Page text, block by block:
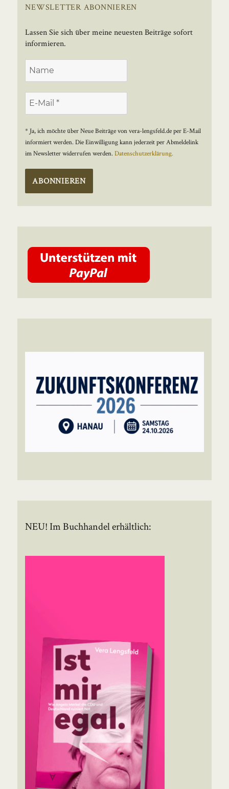
NEWSLETTER ABONNIEREN
Lassen Sie sich über meine neuesten Beiträge sofort
informieren.
* Ja, ich möchte über Neue Beiträge von vera-lengsfeld.de per E-Mail
informiert werden. Die Einwilligung kann jederzeit per Abmeldelink
im Newsletter widerrufen werden.Datenschutzerklärung.
NEU! Im Buchhandel erhältlich: